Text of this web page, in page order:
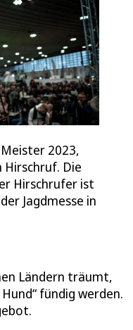
2023,
Hirschruf. Die
Hirschrufer ist
Jagdmesse in
Ländern träumt,
fündig werden.